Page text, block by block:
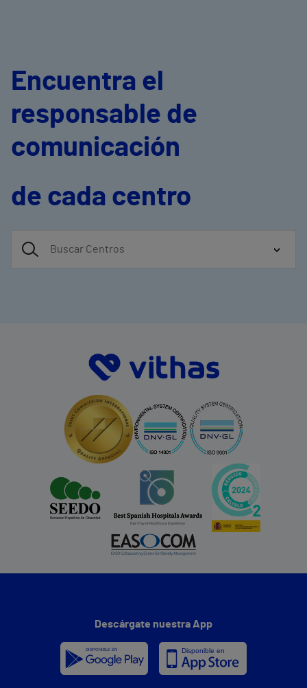
Encuentra el
responsable de
comunicación
de cada centro
Descárgate nuestra App